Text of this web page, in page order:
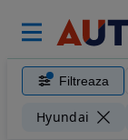
Filtreaza
Hyundai